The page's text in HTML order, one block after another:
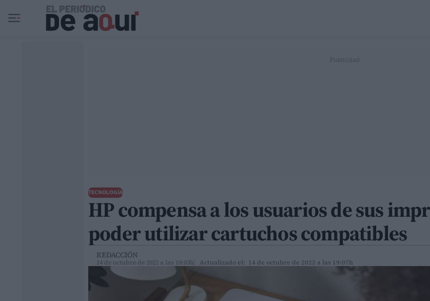
Ir al contenido principal
TECNOLOGÍA
HP compensa a los usuarios de sus
poder utilizar cartuchos compatibles
REDACCIÓN
14 de octubre de 2022 a las 19:03h Actualizado el: 14 de octubre de 2022 a las 19:07h